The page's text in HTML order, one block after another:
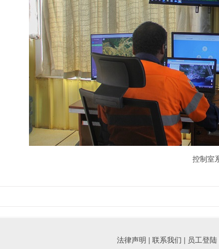
控制室
法律声明 | 联系我们 | 员工登陆